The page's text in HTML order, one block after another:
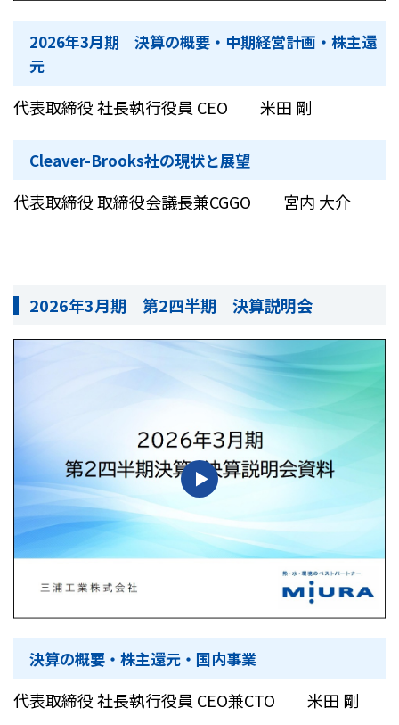
2026年3月期 決算の概要・中期経営計画・株主還
元
代表取締役 社長執行役員 CEO 米田 剛
Cleaver-Brooks社の現状と展望
代表取締役 取締役会議長兼CGGO 宮内 大介
2026年3月期 第2四半期 決算説明会
決算の概要・株主還元・国内事業
代表取締役 社長執行役員 CEO兼CTO 米田 剛